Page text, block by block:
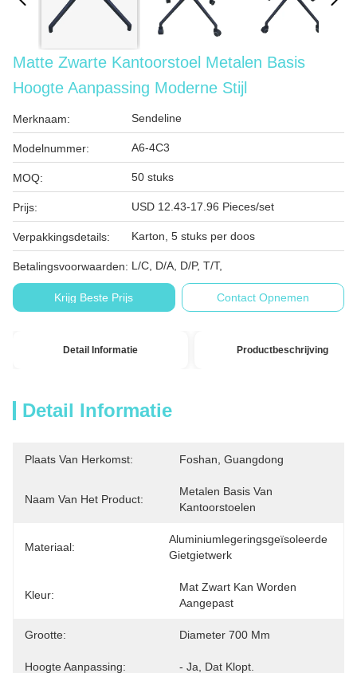
Matte Zwarte Kantoorstoel Metalen Basis
Hoogte Aanpassing Moderne Stijl
Merknaam: Sendeline
Modelnummer: A6-4C3
MOQ: 50 stuks
Prijs: USD 12.43-17.96 Pieces/set
Verpakkingsdetails: Karton, 5 stuks per doos
Betalingsvoorwaarden: L/C, D/A, D/P, T/T,
Krijg Beste Prijs Contact Opnemen
Detail Informatie Productbeschrijving
Detail Informatie
Plaats Van Herkomst: Foshan, Guangdong
Naam Van Het Product:
Metalen Basis Van
Kantoorstoelen
Materiaal:
Aluminiumlegeringsgeïsoleerde
Gietgietwerk
Kleur:
Mat Zwart Kan Worden
Aangepast
Grootte: Diameter 700 Mm
Hoogte Aanpassing: - Ja, Dat Klopt.